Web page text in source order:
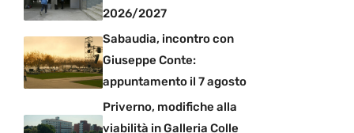
2026/2027
Sabaudia, incontro con
Giuseppe Conte:
appuntamento il 7 agosto
Priverno, modifiche alla
viabilità in Galleria Colle